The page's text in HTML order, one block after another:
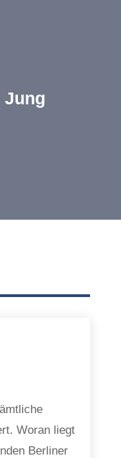
Jung
Woran liegt
Berliner